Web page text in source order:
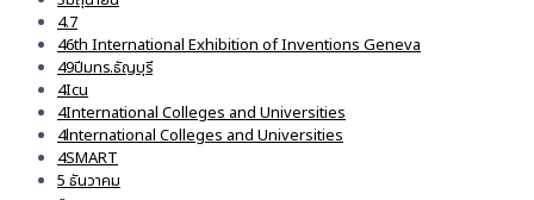
4.7
46th International Exhibition of Inventions Geneva
49ปีมทร.ธัญบุรี
4Icu
4International Colleges and Universities
4lnternational Colleges and Universities
4SMART
5 ธันวาคม